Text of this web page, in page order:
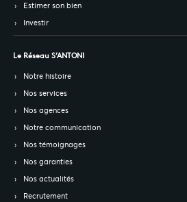
Estimer son bien
Investir
Le Réseau S’ANTONI
Notre histoire
Nos services
Nos agences
Notre communication
Nos témoignages
Nos garanties
Nos actualités
Recrutement